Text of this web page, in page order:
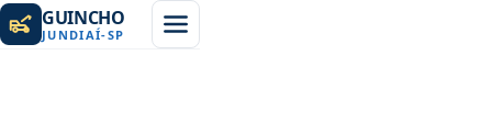
GUINCHO
JUNDIAÍ-SP